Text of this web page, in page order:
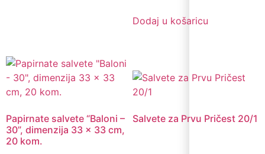
Dodaj u košaricu
Papirnate salvete “Baloni –
30”, dimenzija 33 x 33 cm,
20 kom.
Salvete za Prvu Pričest 20/1